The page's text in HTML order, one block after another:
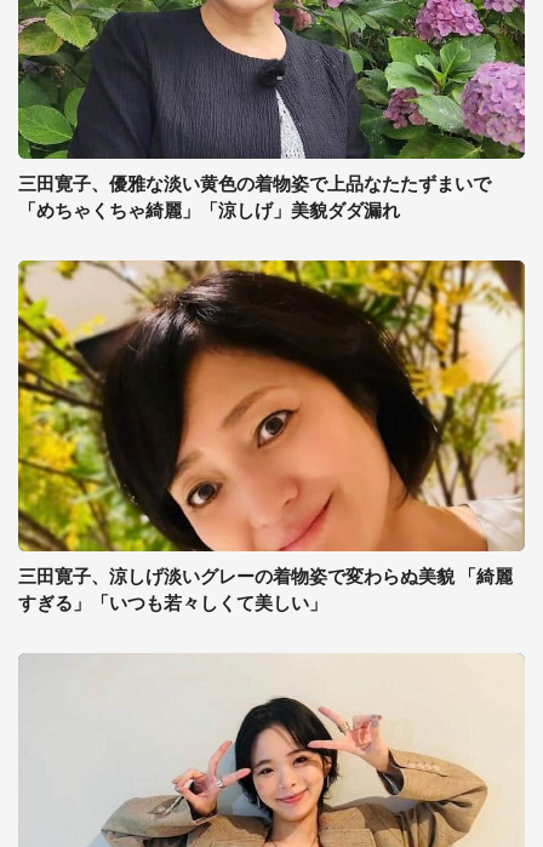
三田寛子、優雅な淡い黄色の着物姿で上品なたたずまいで
「めちゃくちゃ綺麗」「涼しげ」美貌ダダ漏れ
三田寛子、涼しげ淡いグレーの着物姿で変わらぬ美貌 「綺麗
すぎる」「いつも若々しくて美しい」